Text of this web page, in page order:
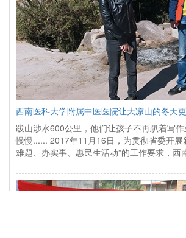
西南医科大学附属中医医院让大凉山的冬天
跋山涉水600公里，他们让孩子不再趴着写
慢慢...... 2017年11月16日，为贯彻省委开展
难题、办实事、惠民生活动”的工作要求，西